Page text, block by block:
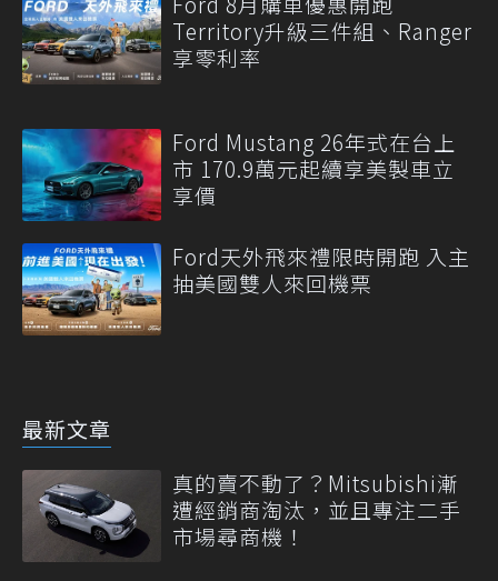
Territory升級三件組、Ranger
享零利率
Ford Mustang 26年式在台上
市 170.9萬元起續享美製車立
享價
Ford天外飛來禮限時開跑 入主
抽美國雙人來回機票
最新文章
真的賣不動了？Mitsubishi漸
遭經銷商淘汰，並且專注二手
市場尋商機！